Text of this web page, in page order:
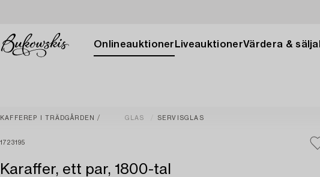
Onlineauktioner LiveauktionerVärdera & sälja
KAFFEREP I TRÄDGÅRDEN GLAS SERVISGLAS
1723195
Karaffer, ett par, 1800-tal